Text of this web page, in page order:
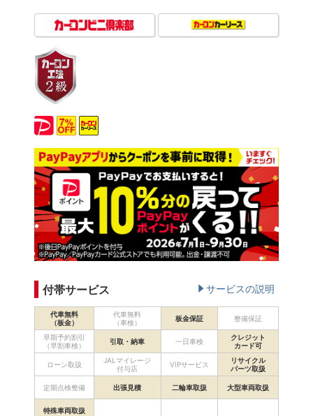
付帯サービス サービスの説明
代車無料
（板金）
代車無料
（車検）
板金保証 整備保証
早期予約割引
（早割車検）
引取・納車 一日車検
クレジット
カード可
ローン取扱
JALマイレージ
付与店
VIPサービス
リサイクル
パーツ取扱
定期点検整備 出張見積 二輪車取扱 大型車両取扱
特殊車両取扱